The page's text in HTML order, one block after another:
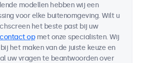
modellen hebben wij een
voor elke buitenomgeving. Wilt u
het beste past bij uw
opmet onze specialisten. Wij
het maken van de juiste keuze en
uw vragen te beantwoorden over